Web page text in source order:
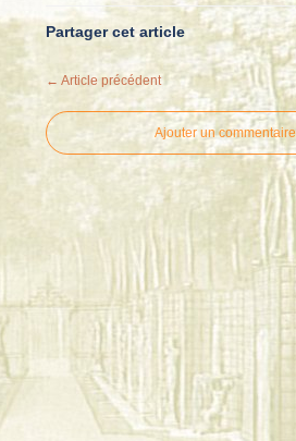
Partager cet article
← Article précédent
Ajouter un commentaire